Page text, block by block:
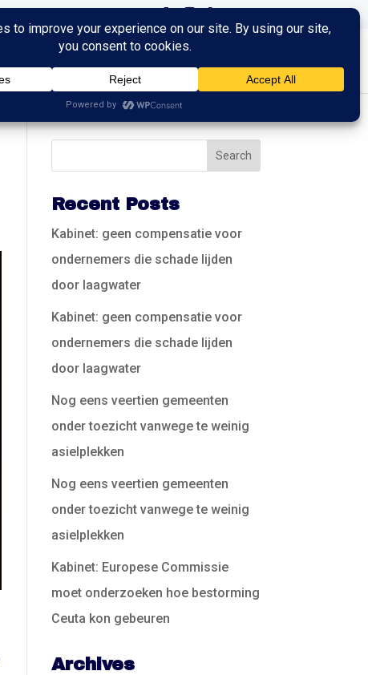
Recent Posts
Kabinet: geen compensatie voor
ondernemers die schade lijden
door laagwater
Kabinet: geen compensatie voor
ondernemers die schade lijden
door laagwater
Nog eens veertien gemeenten
onder toezicht vanwege te weinig
asielplekken
Nog eens veertien gemeenten
onder toezicht vanwege te weinig
asielplekken
Kabinet: Europese Commissie
moet onderzoeken hoe bestorming
Ceuta kon gebeuren
Archives